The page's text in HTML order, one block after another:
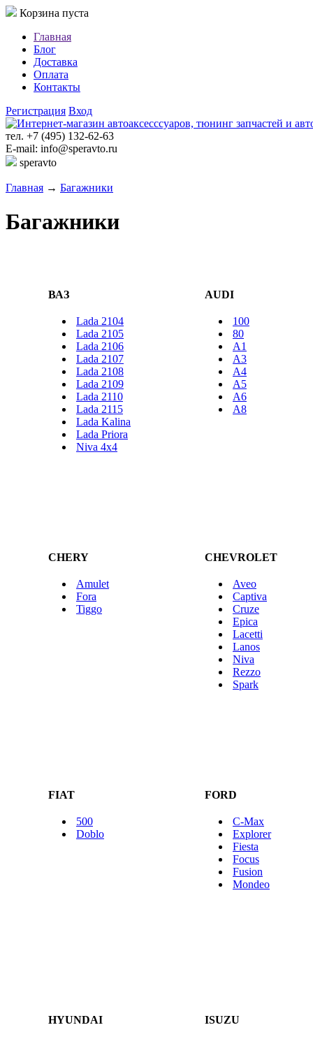
Корзина пуста
Главная
Блог
Доставка
Оплата
Контакты
Регистрация Вход
тел. +7 (495) 132-62-63
E-mail: info@speravto.ru
speravto
Главная → Багажники
Багажники
ВАЗ AUDI
Lada 2104
Lada 2105
Lada 2106
Lada 2107
Lada 2108
Lada 2109
Lada 2110
Lada 2115
Lada Kalina
Lada Priora
Niva 4x4
100
80
A1
A3
A4
A5
A6
A8
CHERY CHEVROLET
Amulet
Fora
Tiggo
Aveo
Captiva
Cruze
Epica
Lacetti
Lanos
Niva
Rezzo
Spark
FIAT FORD
500
Doblo
C-Max
Explorer
Fiesta
Focus
Fusion
Mondeo
HYUNDAI ISUZU